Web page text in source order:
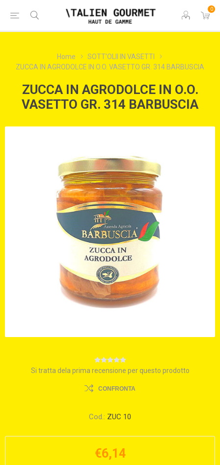
0
Home
SOTT'OLII IN VASETTI
ZUCCA IN AGRODOLCE IN O.O. VASETTO GR. 314 BARBUSCIA
ZUCCA IN AGRODOLCE IN O.O.
VASETTO GR. 314 BARBUSCIA
Si tratta dela prima recensione per questo prodotto
CONFRONTA
Cod.: ZUC 10
€6,14